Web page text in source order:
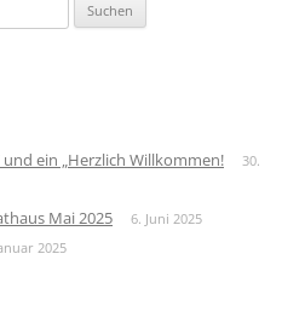
und ein „Herzlich Willkommen!
30.
Mai 2025 6. Juni 2025
2025